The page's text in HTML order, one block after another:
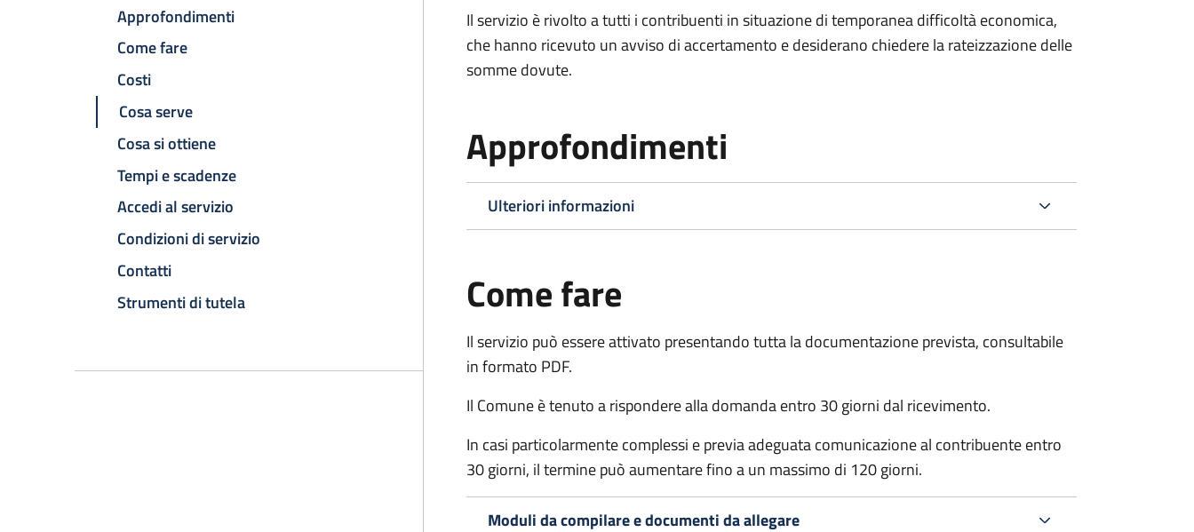
Approfondimenti
Come fare
Costi
Cosa serve
Cosa si ottiene
Tempi e scadenze
Accedi al servizio
Condizioni di servizio
Contatti
Strumenti di tutela
Il servizio è rivolto a tutti i contribuenti in situazione di temporanea difficoltà economica,
che hanno ricevuto un avviso di accertamento e desiderano chiedere la rateizzazione delle
somme dovute.
Approfondimenti
Ulteriori informazioni
Come fare
Il servizio può essere attivato presentando tutta la documentazione prevista, consultabile
in formato PDF.
Il Comune è tenuto a rispondere alla domanda entro 30 giorni dal ricevimento.
In casi particolarmente complessi e previa adeguata comunicazione al contribuente entro
30 giorni, il termine può aumentare fino a un massimo di 120 giorni.
Moduli da compilare e documenti da allegare